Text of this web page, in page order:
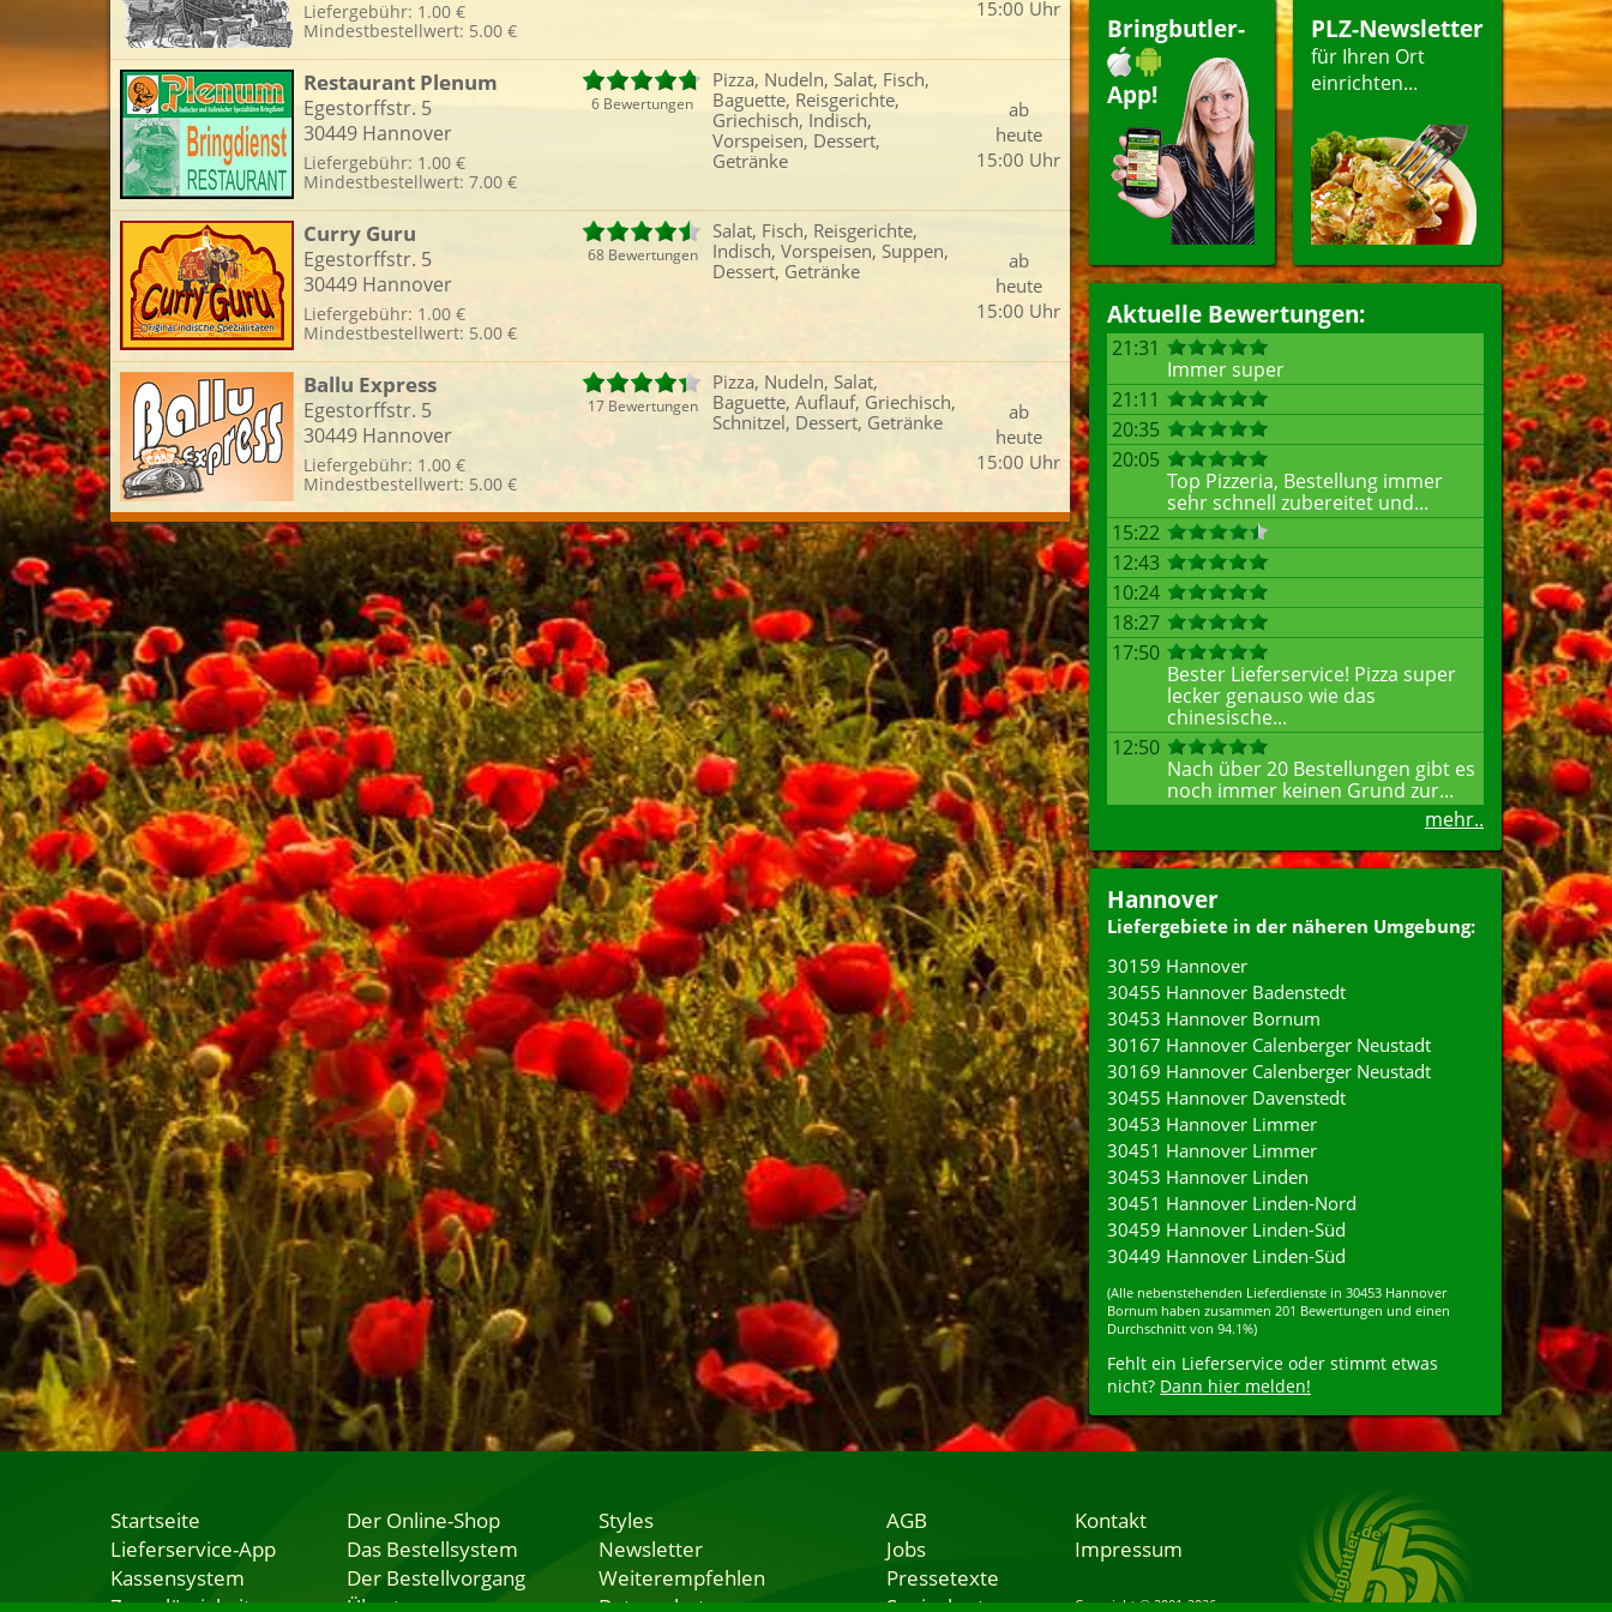
Bringbutler-
App!
PLZ-Newsletter
für Ihren Ort
einrichten...
Aktuelle Bewertungen:
21:31
Immer super
21:11
20:35
20:05
Top Pizzeria, Bestellung immer
sehr schnell zubereitet und...
15:22
12:43
10:24
18:27
17:50
Bester Lieferservice! Pizza super
lecker genauso wie das
chinesische...
12:50
Nach über 20 Bestellungen gibt es
noch immer keinen Grund zur...
mehr..
Hannover
Liefergebiete in der näheren Umgebung:
30159 Hannover
30455 Hannover Badenstedt
30453 Hannover Bornum
30167 Hannover Calenberger Neustadt
30169 Hannover Calenberger Neustadt
30455 Hannover Davenstedt
30453 Hannover Limmer
30451 Hannover Limmer
30453 Hannover Linden
30451 Hannover Linden-Nord
30459 Hannover Linden-Süd
30449 Hannover Linden-Süd
(Alle nebenstehenden Lieferdienste in 30453 Hannover
Bornum haben zusammen 201 Bewertungen und einen
Durchschnitt von 94.1%)
Fehlt ein Lieferservice oder stimmt etwas
nicht? Dann hier melden!
Kindergerichte
Liefertermin:
sofort
für um : Uhr bestellen
Liefergebühr: 1.00 €
Mindestbestellwert: 5.00 €
15:00 Uhr
Restaurant Plenum
Egestorffstr. 5
30449 Hannover
Liefergebühr: 1.00 €
Mindestbestellwert: 7.00 €
6 Bewertungen
Pizza, Nudeln, Salat, Fisch,
Baguette, Reisgerichte,
Griechisch, Indisch,
Vorspeisen, Dessert,
Getränke
ab
heute
15:00 Uhr
Curry Guru
Egestorffstr. 5
30449 Hannover
Liefergebühr: 1.00 €
Mindestbestellwert: 5.00 €
68 Bewertungen
Salat, Fisch, Reisgerichte,
Indisch, Vorspeisen, Suppen,
Dessert, Getränke
ab
heute
15:00 Uhr
Ballu Express
Egestorffstr. 5
30449 Hannover
Liefergebühr: 1.00 €
Mindestbestellwert: 5.00 €
17 Bewertungen
Pizza, Nudeln, Salat,
Baguette, Auflauf, Griechisch,
Schnitzel, Dessert, Getränke
ab
heute
15:00 Uhr
Startseite
Lieferservice-App
Kassensystem
Zuverlässigkeit
Der Online-Shop
Das Bestellsystem
Der Bestellvorgang
Übertragung
Styles
Newsletter
Weiterempfehlen
Datenschutz
AGB
Jobs
Pressetexte
Speisekarten
Kontakt
Impressum
Copyright © 2001-2026